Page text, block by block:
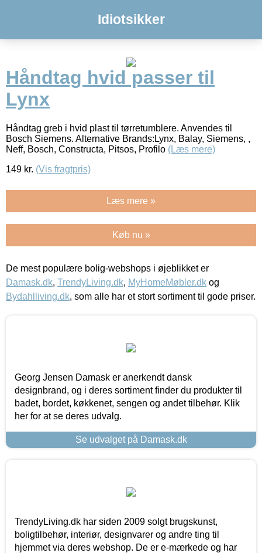
Idiotsikker
Håndtag hvid passer til
Lynx
Håndtag greb i hvid plast til tørretumblere. Anvendes til
Bosch Siemens. Alternative Brands:Lynx, Balay, Siemens, ,
Neff, Bosch, Constructa, Pitsos, Profilo (Læs mere)
149 kr. (Vis fragtpris)
Læs mere »
Køb nu »
De mest populære bolig-webshops i øjeblikket er
Damask.dk, TrendyLiving.dk, MyHomeMøbler.dk og
Bydahlliving.dk, som alle har et stort sortiment til gode priser.
Georg Jensen Damask er anerkendt dansk
designbrand, og i deres sortiment finder du produkter til
badet, bordet, køkkenet, sengen og andet tilbehør. Klik
her for at se deres udvalg.
Se udvalget på Damask.dk
TrendyLiving.dk har siden 2009 solgt brugskunst,
boligtilbehør, interiør, designvarer og andre ting til
hjemmet via deres webshop. De er e-mærkede og har